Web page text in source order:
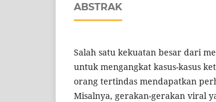
ABSTRAK
Salah satu kekuatan besar dari
untuk mengangkat kasus-kasus
orang tertindas mendapatkan
Misalnya, gerakan-gerakan viral